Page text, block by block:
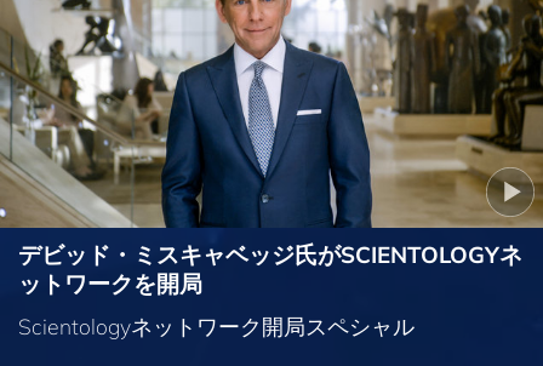
デビッド・ミスキャベッジ氏がSCIENTOLOGYネ
ットワークを開局
Scientologyネットワーク開局スペシャル